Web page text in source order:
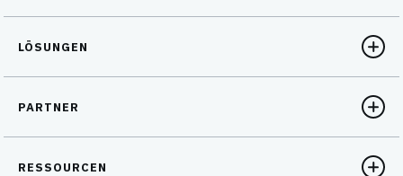
LÖSUNGEN
PARTNER
RESSOURCEN